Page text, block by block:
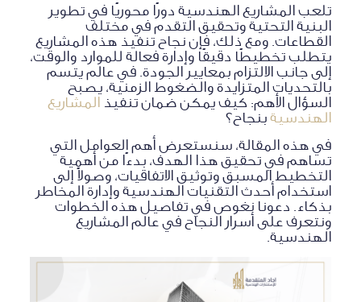
تلعب المشاريع الهندسية دورًا محوريًا في تطوير
البنية التحتية وتحقيق التقدم في مختلف
القطاعات. ومع ذلك، فإن نجاح تنفيذ هذه المشاريع
يتطلب تخطيطًا دقيقًا وإدارة فعالة للموارد والوقت،
إلى جانب الالتزام بمعايير الجودة. في عالم يتسم
بالتحديات المتزايدة والضغوط الزمنية، يصبح
السؤال الأهم: كيف يمكن ضمان تنفيذ المشاريع
الهندسيةبنجاح؟
في هذه المقالة، سنستعرض أهم العوامل التي
تساهم في تحقيق هذا الهدف، بدءًا من أهمية
التخطيط المسبق وتوثيق الاتفاقيات، وصولاً إلى
استخدام أحدث التقنيات الهندسية وإدارة المخاطر
بذكاء. دعونا نغوص في تفاصيل هذه الخطوات
ونتعرف على أسرار النجاح في عالم المشاريع
الهندسية.